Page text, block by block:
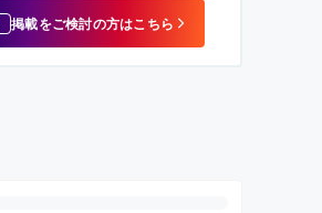
掲載をご検討の方はこちら